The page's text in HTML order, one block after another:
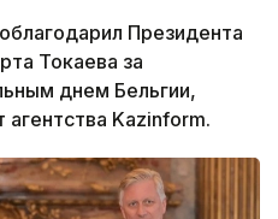
Президента
Токаева за
днем Бельгии,
Kazinform.